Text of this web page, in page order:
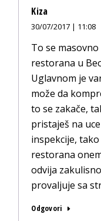
Kiza
30/07/2017 | 11:08
To se
restorana u
Uglavnom je
može da
to se zakače,
pristaješ na
inspekcije,
restorana
odvija
provaljuje sa
Odgovori